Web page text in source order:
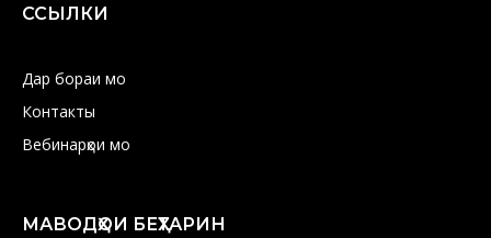
ССЫЛКИ
Дар бораи мо
Контакты
Вебинарҳои мо
МАВОДҲОИ БЕҲТАРИН